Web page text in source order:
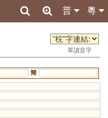
粵
普
單讀音字
簡